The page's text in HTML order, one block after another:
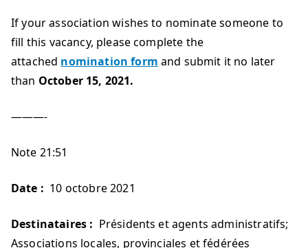
If your association wishes to nominate someone to
fill this vacancy, please complete the
attached nomination form and submit it no later
than October 15, 2021.
———-
Note 21:51
Date : 10 octobre 2021
Destinataires : Présidents et agents administratifs;
Associations locales, provinciales et fédérées